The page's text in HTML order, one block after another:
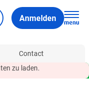
Anmelden
Contact
zu laden.